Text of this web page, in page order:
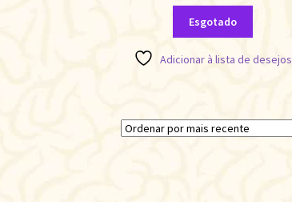
Esgotado
Adicionar à lista de desejos